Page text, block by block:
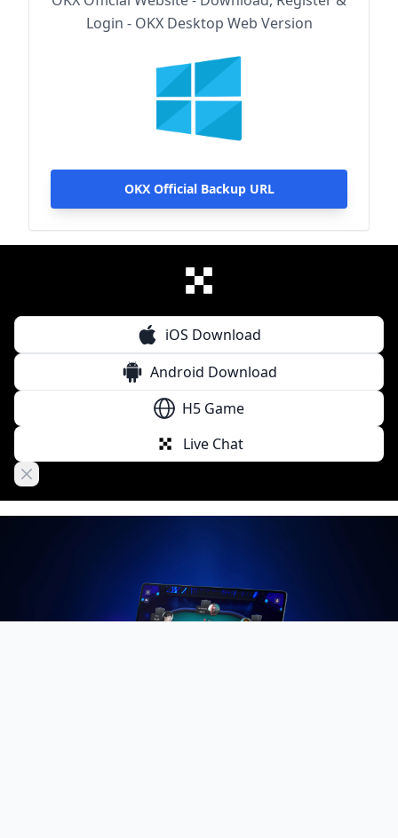
Login - OKX Desktop Web Version
OKX Official Backup URL
iOS Download
Android Download
H5 Game
Live Chat
Close banner